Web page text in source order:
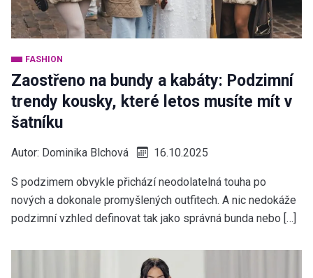
FASHION
Zaostřeno na bundy a kabáty: Podzimní
trendy kousky, které letos musíte mít v
šatníku
Autor: Dominika Blchová 16.10.2025
S podzimem obvykle přichází neodolatelná touha po
nových a dokonale promyšlených outfitech. A nic nedokáže
podzimní vzhled definovat tak jako správná bunda nebo […]